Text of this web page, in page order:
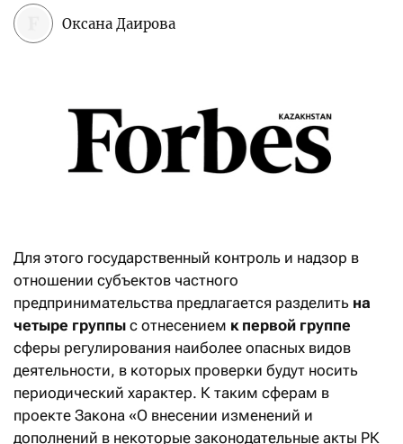
Оксана Даирова
Для этого государственный контроль и надзор в
отношении субъектов частного
предпринимательства предлагается разделить на
четыре группы с отнесением к первой группе
сферы регулирования наиболее опасных видов
деятельности, в которых проверки будут носить
периодический характер. К таким сферам в
проекте Закона «О внесении изменений и
дополнений в некоторые законодательные акты РК